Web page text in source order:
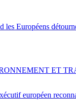
les Européens
européen
ET